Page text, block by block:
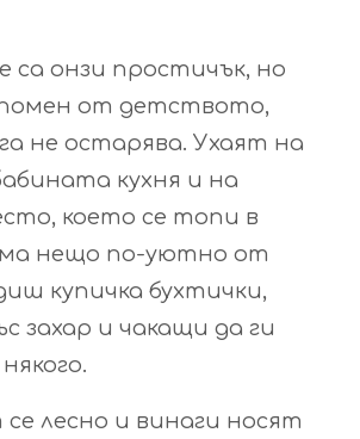
са онзи простичък, но
от детството,
не остарява. Ухаят на
кухня и на
което се топи в
нещо по-уютно от
купичка бухтички,
захар и чакащи да ги
лесно и винаги носят